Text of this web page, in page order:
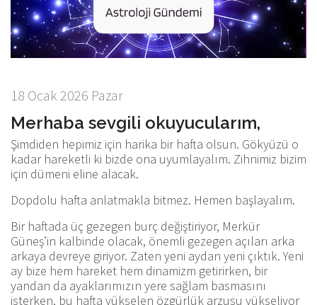
18 Ocak 2026 Pazar
Merhaba sevgili okuyucularım,
Şimdiden hepimiz için harika bir hafta olsun. Gökyüzü o
kadar hareketli ki bizde ona uyumlayalım. Zihnimiz bizim
için dümeni eline alacak.
Dopdolu hafta anlatmakla bitmez. Hemen başlayalım.
Bir haftada üç gezegen burç değiştiriyor, Merkür
Güneş’in kalbinde olacak, önemli gezegen açıları arka
arkaya devreye giriyor. Zaten yeni aydan yeni çıktık. Yeni
ay bize hem hareket hem dinamizm getirirken, bir
yandan da ayaklarımızın yere sağlam basmasını
isterken, bu hafta yükselen özgürlük arzusu yükseliyor